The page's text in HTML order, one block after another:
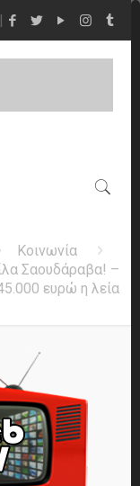
Κοινωνία
Σαουδάραβα! –
ευρώ η λεία